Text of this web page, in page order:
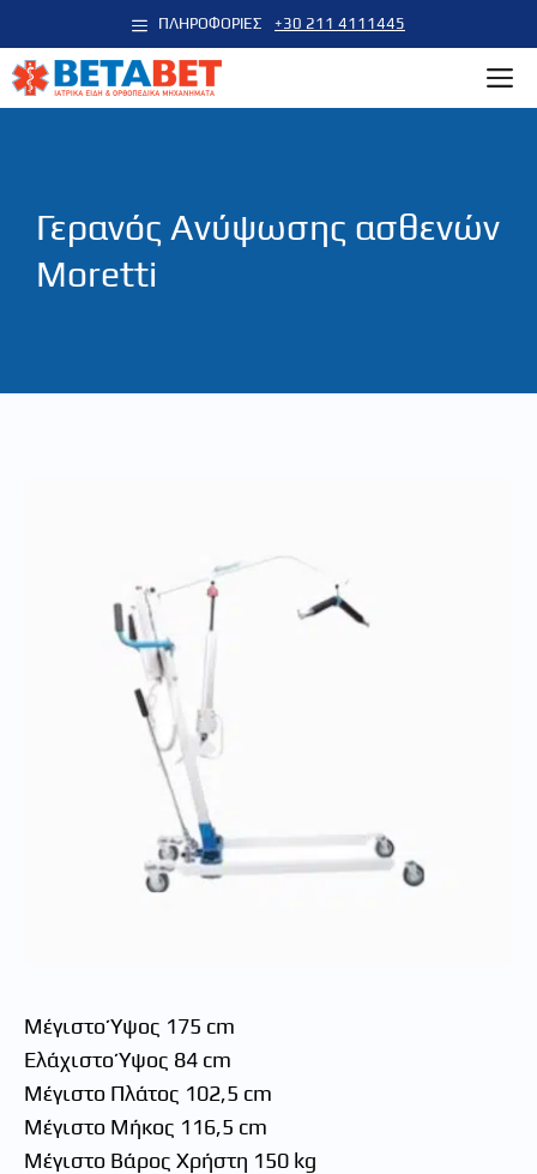
σε
περιεχόμενο
+30 211 4111445
ΠΛΗΡΟΦΟΡΙΕΣ
Γερανός Ανύψωσης ασθενών
Moretti
Μέγιστο Ύψος 175 cm
Ελάχιστο Ύψος 84 cm
Μέγιστο Πλάτος 102,5 cm
Μέγιστο Μήκος 116,5 cm
Μέγιστο Βάρος Χρήστη 150 kg